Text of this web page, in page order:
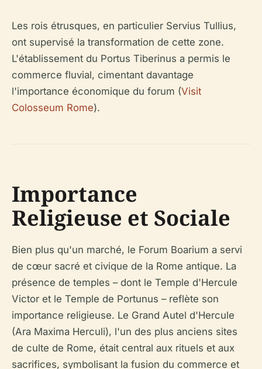
Les rois étrusques, en particulier Servius Tullius,
ont supervisé la transformation de cette zone.
L'établissement du Portus Tiberinus a permis le
commerce fluvial, cimentant davantage
l'importance économique du forum (Visit
Colosseum Rome).
Importance
Religieuse et Sociale
Bien plus qu'un marché, le Forum Boarium a servi
de cœur sacré et civique de la Rome antique. La
présence de temples – dont le Temple d'Hercule
Victor et le Temple de Portunus – reflète son
importance religieuse. Le Grand Autel d'Hercule
(Ara Maxima Herculi), l'un des plus anciens sites
de culte de Rome, était central aux rituels et aux
sacrifices, symbolisant la fusion du commerce et